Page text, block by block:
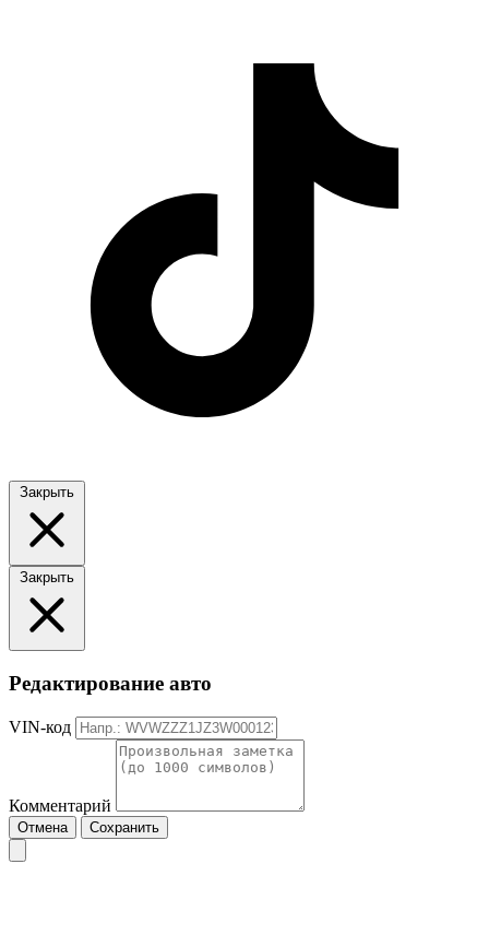
Закрыть
Закрыть
Редактирование авто
VIN-код
Комментарий
Отмена Сохранить